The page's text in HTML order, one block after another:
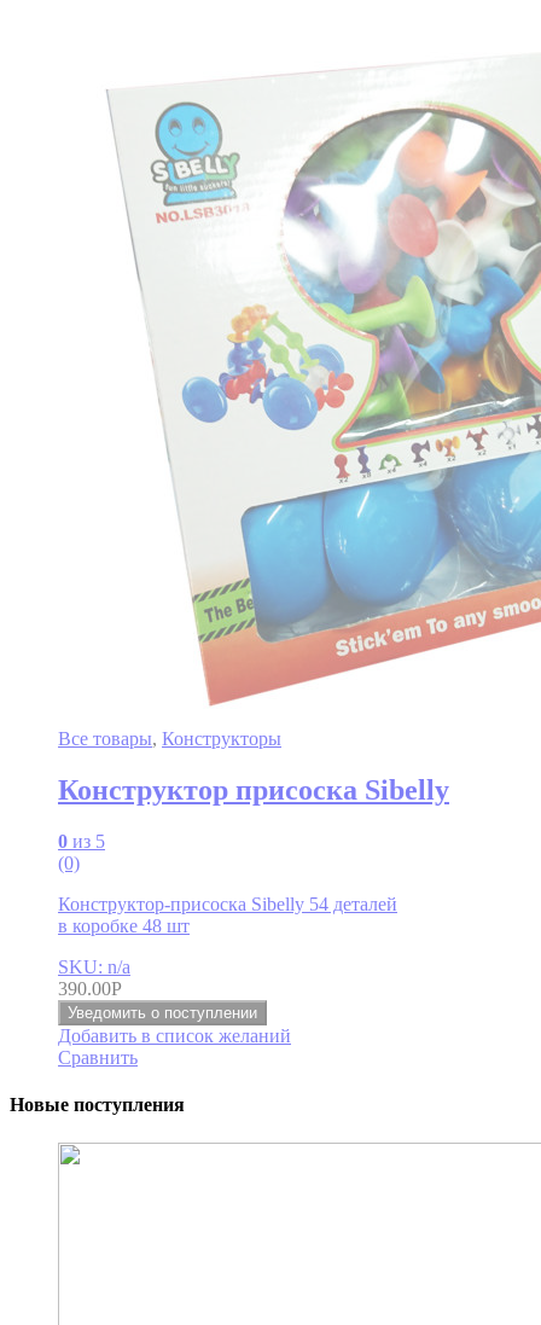
Все товары, Конструкторы
Конструктор присоска Sibelly
0 из 5
(0)
Конструктор-присоска Sibelly 54 деталей
в коробке 48 шт
SKU: n/a
390.00Р
Уведомить о поступлении
Добавить в список желаний
Сравнить
Новые поступления